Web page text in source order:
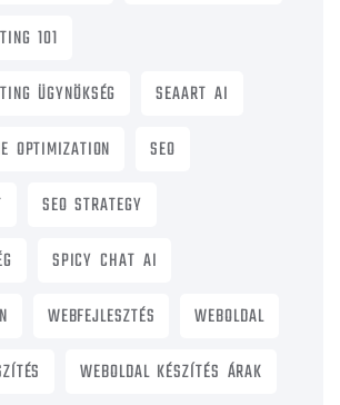
101
ÜGYNÖKSÉG
SEAART AI
OPTIMIZATION
SEO
SEO STRATEGY
SPICY CHAT AI
WEBFEJLESZTÉS
WEBOLDAL
WEBOLDAL KÉSZÍTÉS ÁRAK